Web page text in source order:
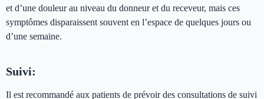
et d’une douleur au niveau du donneur et du receveur, mais ces
symptômes disparaissent souvent en l’espace de quelques jours ou
d’une semaine.
Suivi:
Il est recommandé aux patients de prévoir des consultations de suivi